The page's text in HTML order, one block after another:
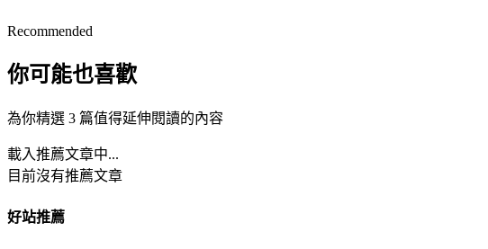
Recommended
你可能也喜歡
為你精選 3 篇值得延伸閱讀的內容
載入推薦文章中...
目前沒有推薦文章
好站推薦